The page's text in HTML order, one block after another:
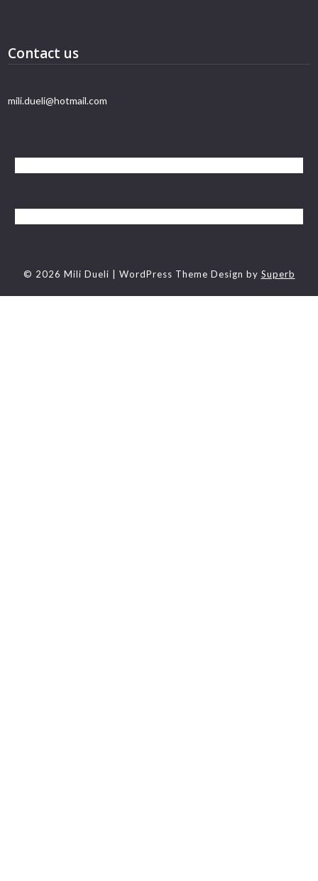
Contact us
mili.dueli@hotmail.com
© 2026 Mili Dueli | WordPress Theme Design by Superb